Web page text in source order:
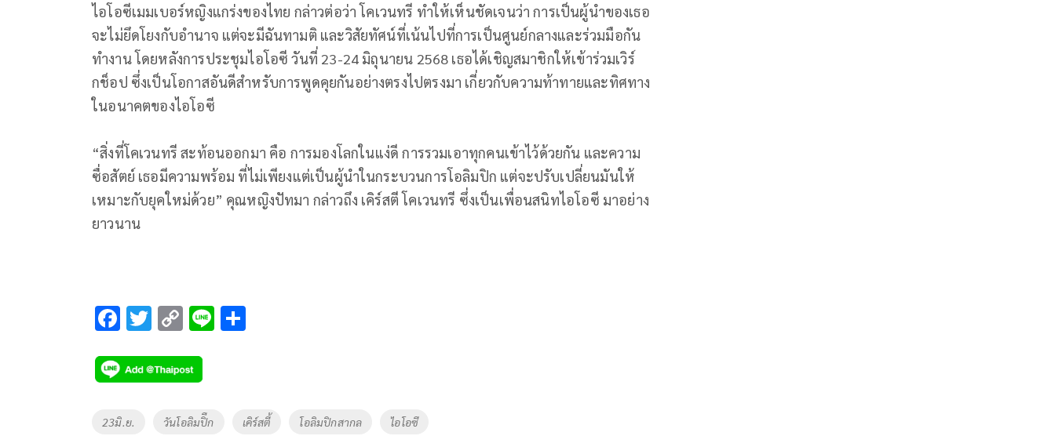
ไอโอซีเมมเบอร์หญิงแกร่งของไทย กล่าวต่อว่า โคเวนทรี ทำให้เห็นชัดเจนว่า การเป็นผู้นำของเธอ
จะไม่ยึดโยงกับอำนาจ แต่จะมีฉันทามติ และวิสัยทัศน์ที่เน้นไปที่การเป็นศูนย์กลางและร่วมมือกัน
ทำงาน โดยหลังการประชุมไอโอซี วันที่ 23-24 มิถุนายน 2568 เธอได้เชิญสมาชิกให้เข้าร่วมเวิร์
กช็อป ซึ่งเป็นโอกาสอันดีสำหรับการพูดคุยกันอย่างตรงไปตรงมา เกี่ยวกับความท้าทายและทิศทาง
ในอนาคตของไอโอซี
“สิ่งที่โคเวนทรี สะท้อนออกมา คือ การมองโลกในแง่ดี การรวมเอาทุกคนเข้าไว้ด้วยกัน และความ
ซื่อสัตย์ เธอมีความพร้อม ที่ไม่เพียงแต่เป็นผู้นำในกระบวนการโอลิมปิก แต่จะปรับเปลี่ยนมันให้
เหมาะกับยุคใหม่ด้วย” คุณหญิงปัทมา กล่าวถึง เคิร์สตี โคเวนทรี ซึ่งเป็นเพื่อนสนิทไอโอซี มาอย่าง
ยาวนาน
F
e
b
o
T
tt
er
C
p
y
Li
Li
Tags
23มิ.ย. วันโอลิมปิืก เคิร์สตี้ โอลิมปิกสากล ไอโอซี